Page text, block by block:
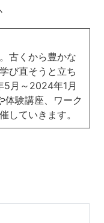
古くから豊かな
び直そうと立ち
5月～2024年1月
体験講座、ワーク
していきます。